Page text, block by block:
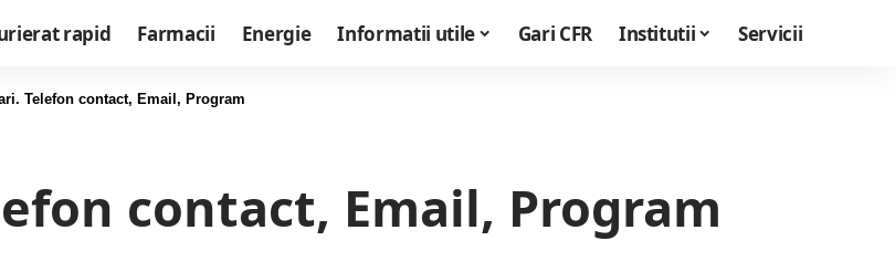
rapid Farmacii Energie Informatii utile Gari CFR Institutii Servicii
Telefon contact, Email, Program
contact, Email, Program